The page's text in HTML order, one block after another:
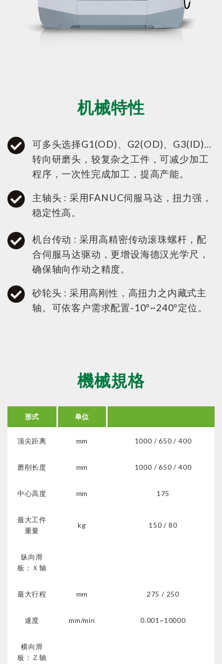
机械特性
可多头选择G1(OD)、G2(OD)、G3(ID)...
转向研磨头，较复杂之工件，可减少加工
程序，一次性完成加工，提高产能。
主轴头 : 采用FANUC伺服马达，扭力强，
稳定性高。
机台传动 : 采用高精密传动滚珠螺杆，配
合伺服马达驱动，更增设海德汉光学尺，
确保轴向作动之精度。
砂轮头 : 采用高刚性，高扭力之内藏式主
轴。可依客户需求配置-10°~240°定位。
機械規格
形式 单位
顶尖距离 mm 1000 / 650 / 400
磨削长度 mm 1000 / 650 / 400
中心高度 mm 175
最大工件
重量
kg 150 / 80
纵向滑
板：Ｘ轴
最大行程 mm 275 / 250
速度 mm/min 0.001~10000
横向滑
板：Ｚ轴